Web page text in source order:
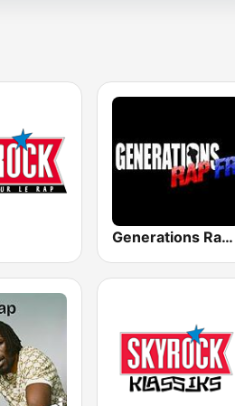
Generations Rap FR